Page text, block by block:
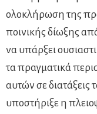
ολοκλήρωση της
ποινικής δίωξης
να υπάρξει
τα πραγματικά
αυτών σε διατάξεις
υποστήριξε η